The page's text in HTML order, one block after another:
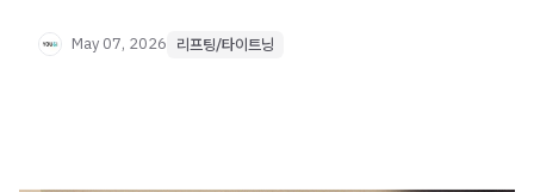
May 07, 2026 리프팅/타이트닝